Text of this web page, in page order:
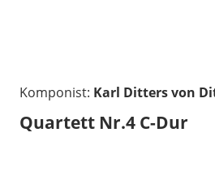
Komponist: Karl Ditters von
Quartett Nr.4 C-Dur